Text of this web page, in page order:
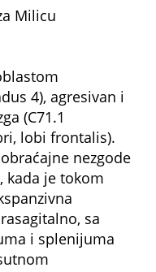
4), agresivan i
(C71.1
lobi frontalis).
nezgode
kada je tokom
sa
i splenijuma